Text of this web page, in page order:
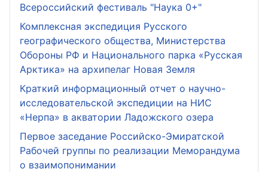
Всероссийский фестиваль "Наука 0+"
Комплексная экспедиция Русского
географического общества, Министерства
Обороны РФ и Национального парка «Русская
Арктика» на архипелаг Новая Земля
Краткий информационный отчет о научно-
исследовательской экспедиции на НИС
«Нерпа» в акватории Ладожского озера
Первое заседание Российско-Эмиратской
Рабочей группы по реализации Меморандума
о взаимопонимании